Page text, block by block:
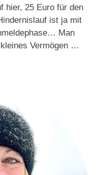
hier, 25 Euro für den
ist ja mit
Man
Vermögen …